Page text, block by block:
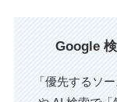
Google
「優先するソ